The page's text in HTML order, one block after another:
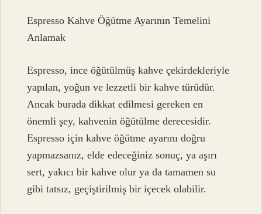
Espresso Kahve Öğütme Ayarının Temelini
Anlamak
Espresso, ince öğütülmüş kahve çekirdekleriyle
yapılan, yoğun ve lezzetli bir kahve türüdür.
Ancak burada dikkat edilmesi gereken en
önemli şey, kahvenin öğütülme derecesidir.
Espresso için kahve öğütme ayarını doğru
yapmazsanız, elde edeceğiniz sonuç, ya aşırı
sert, yakıcı bir kahve olur ya da tamamen su
gibi tatsız, geçiştirilmiş bir içecek olabilir.